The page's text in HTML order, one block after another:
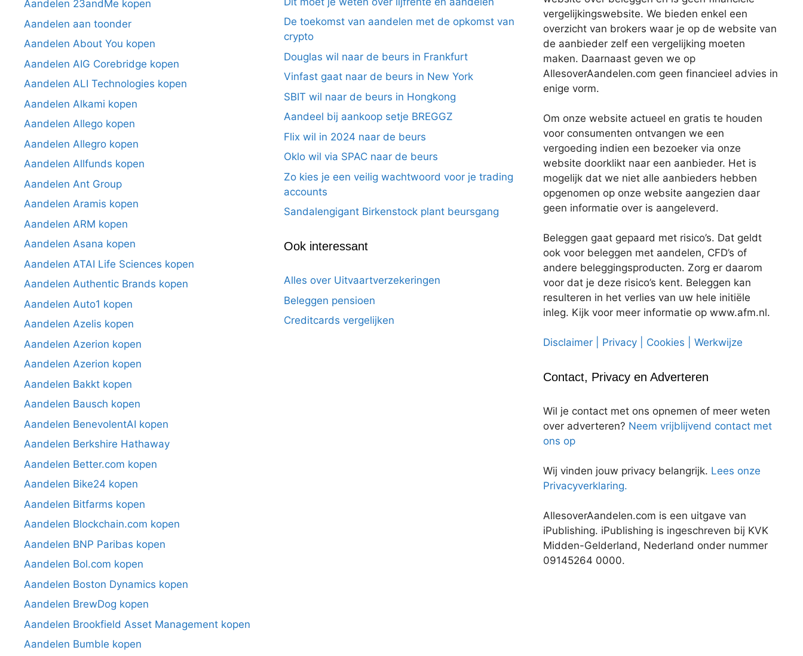
Aandelen 23andMe kopen
Aandelen aan toonder
Aandelen About You kopen
Aandelen AIG Corebridge kopen
Aandelen ALI Technologies kopen
Aandelen Alkami kopen
Aandelen Allego kopen
Aandelen Allegro kopen
Aandelen Allfunds kopen
Aandelen Ant Group
Aandelen Aramis kopen
Aandelen ARM kopen
Aandelen Asana kopen
Aandelen ATAI Life Sciences kopen
Aandelen Authentic Brands kopen
Aandelen Auto1 kopen
Aandelen Azelis kopen
Aandelen Azerion kopen
Aandelen Azerion kopen
Aandelen Bakkt kopen
Aandelen Bausch kopen
Aandelen BenevolentAI kopen
Aandelen Berkshire Hathaway
Aandelen Better.com kopen
Aandelen Bike24 kopen
Aandelen Bitfarms kopen
Aandelen Blockchain.com kopen
Aandelen BNP Paribas kopen
Aandelen Bol.com kopen
Aandelen Boston Dynamics kopen
Aandelen BrewDog kopen
Aandelen Brookfield Asset Management kopen
Aandelen Bumble kopen
De toekomst van aandelen met de opkomst van
crypto
Douglas wil naar de beurs in Frankfurt
Vinfast gaat naar de beurs in New York
SBIT wil naar de beurs in Hongkong
Aandeel bij aankoop setje BREGGZ
Flix wil in 2024 naar de beurs
Oklo wil via SPAC naar de beurs
Zo kies je een veilig wachtwoord voor je trading
accounts
Sandalengigant Birkenstock plant beursgang
Ook interessant
Alles over Uitvaartverzekeringen
Beleggen pensioen
Creditcards vergelijken
vergelijkingswebsite. We bieden enkel een
overzicht van brokers waar je op de website van
de aanbieder zelf een vergelijking moeten
maken. Daarnaast geven we op
AllesoverAandelen.com geen financieel advies in
enige vorm.
Om onze website actueel en gratis te houden
voor consumenten ontvangen we een
vergoeding indien een bezoeker via onze
website doorklikt naar een aanbieder. Het is
mogelijk dat we niet alle aanbieders hebben
opgenomen op onze website aangezien daar
geen informatie over is aangeleverd.
Beleggen gaat gepaard met risico’s. Dat geldt
ook voor beleggen met aandelen, CFD’s of
andere beleggingsproducten. Zorg er daarom
voor dat je deze risico’s kent. Beleggen kan
resulteren in het verlies van uw hele initiële
inleg. Kijk voor meer informatie op www.afm.nl.
Disclaimer | Privacy | Cookies | Werkwijze
Contact, Privacy en Adverteren
Wil je contact met ons opnemen of meer weten
over adverteren? Neem vrijblijvend contact met
ons op
Wij vinden jouw privacy belangrijk. Lees onze
Privacyverklaring.
AllesoverAandelen.com is een uitgave van
iPublishing. iPublishing is ingeschreven bij KVK
Midden-Gelderland, Nederland onder nummer
09145264 0000.